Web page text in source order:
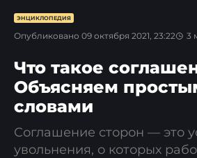
ЭНЦИКЛОПЕДИЯ
Опубликовано 09 октября 2021, 23:22 3
Что такое
Объясняем
словами
Соглашение сторон — это
увольнения, о которых